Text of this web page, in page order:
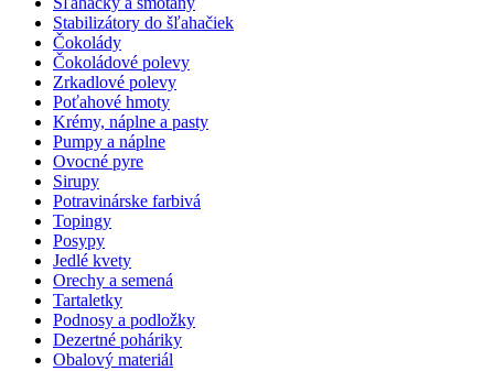
Stabilizátory do šľahačiek
Čokolády
Čokoládové polevy
Zrkadlové polevy
Poťahové hmoty
Krémy, náplne a pasty
Pumpy a náplne
Ovocné pyre
Sirupy
Potravinárske farbivá
Topingy
Posypy
Jedlé kvety
Orechy a semená
Tartaletky
Podnosy a podložky
Dezertné poháriky
Obalový materiál